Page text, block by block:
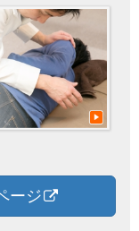
ージ